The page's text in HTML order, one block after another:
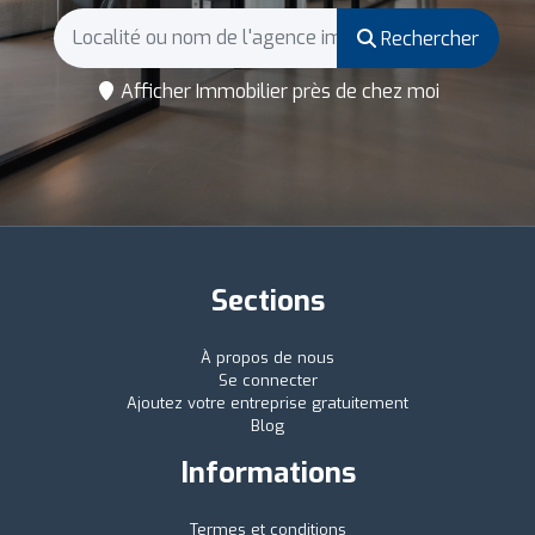
Rechercher
Afficher Immobilier près de chez moi
Sections
À propos de nous
Se connecter
Ajoutez votre entreprise gratuitement
Blog
Informations
Termes et conditions